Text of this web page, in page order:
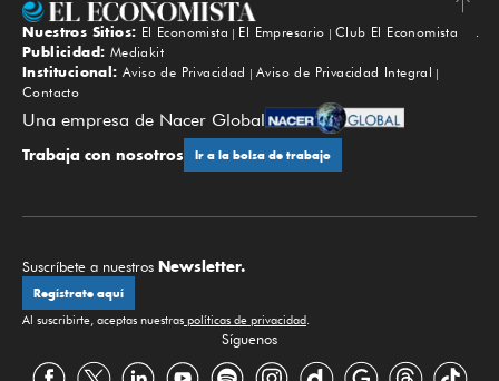
Subir
Nuestros Sitios: El Economista El Empresario
Club El Economista
Publicidad: Mediakit
Institucional: Aviso de Privacidad
Aviso de Privacidad Integral
Contacto
Una empresa de Nacer Global
Trabaja con nosotros Ir a la bolsa de trabajo
Suscríbete a nuestros Newsletter.
Regístrate aquí
Al suscribirte, aceptas nuestras políticas de privacidad
Síguenos